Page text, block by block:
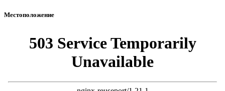
Местоположение